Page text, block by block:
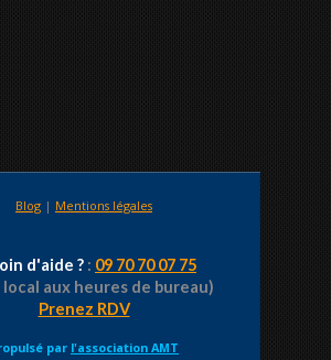
Blog | Mentions légales
d'aide ? : 09 70 70 07 75
local aux heures de bureau)
Prenez RDV
par l'association AMT